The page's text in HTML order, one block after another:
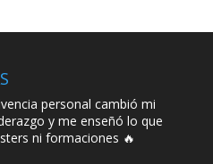
personal cambió mi
y me enseñó lo que
ni formaciones 🔥